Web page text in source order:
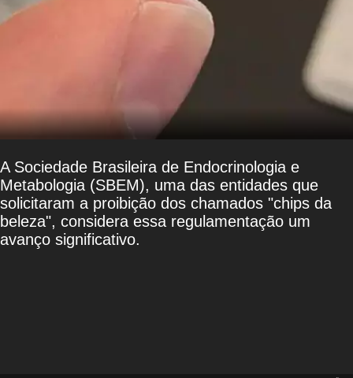
A Sociedade Brasileira de Endocrinologia e
Metabologia (SBEM), uma das entidades que
solicitaram a proibição dos chamados "chips da
beleza", considera essa regulamentação um
avanço significativo.